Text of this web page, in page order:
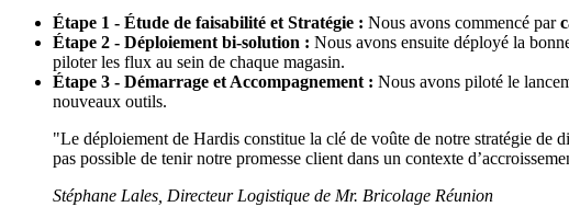
Étape 1 - Étude de faisabilité et Stratégie : Nous avons commencé par
Étape 2 - Déploiement bi-solution : Nous avons ensuite déployé la
piloter les flux au sein de chaque magasin.
Étape 3 - Démarrage et Accompagnement : Nous avons piloté le
nouveaux outils.
"Le déploiement de Hardis constitue la clé de voûte de notre stratégie
pas possible de tenir notre promesse client dans un contexte
Stéphane Lales, Directeur Logistique de Mr. Bricolage Réunion